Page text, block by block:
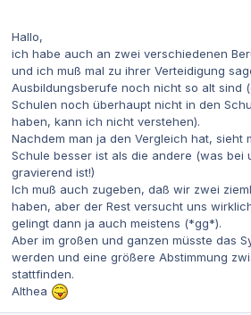
Hallo,
ich habe auch an zwei verschiedenen
und ich muß mal zu ihrer Verteidigung
Ausbildungsberufe noch nicht so alt sind
Schulen noch überhaupt nicht in den
haben, kann ich nicht verstehen).
Nachdem man ja den Vergleich hat, sieht
Schule besser ist als die andere (was bei
gravierend ist!)
Ich muß auch zugeben, daß wir zwei
haben, aber der Rest versucht uns
gelingt dann ja auch meistens (*gg*).
Aber im großen und ganzen müsste das
werden und eine größere Abstimmung
stattfinden.
Althea